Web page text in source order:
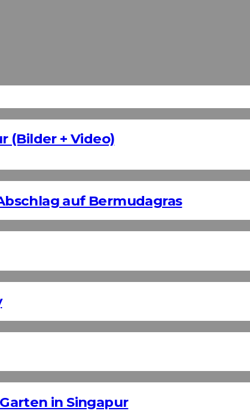
(Bilder + Video)
auf Bermudagras
in Singapur